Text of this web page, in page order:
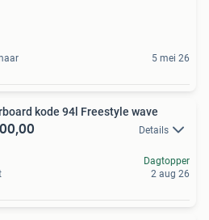
5 mei 26
kode 94l Freestyle wave
Details
Dagtopper
2 aug 26